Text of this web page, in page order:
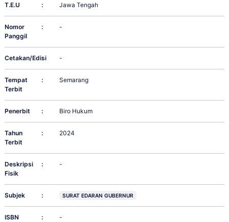
T.E.U : Jawa Tengah
Nomor
Panggil
: -
Cetakan/Edisi
: -
Tempat
Terbit
: Semarang
Penerbit : Biro Hukum
Tahun
Terbit
: 2024
Deskripsi
Fisik
: -
Subjek : SURAT EDARAN GUBERNUR
ISBN : -